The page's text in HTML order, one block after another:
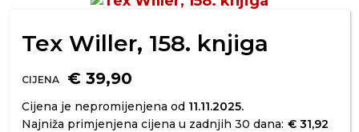
Tex Willer, 158. knjiga
CIJENA € 39,90
Cijena je nepromijenjena od 11.11.2025.
Najniža primjenjena cijena u zadnjih 30 dana: € 31,92